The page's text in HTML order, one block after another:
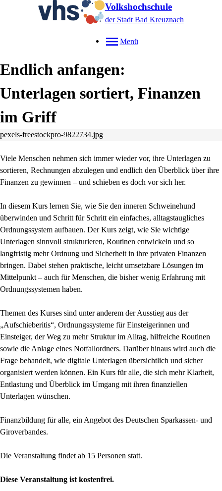
Volkshochschule
der Stadt Bad Kreuznach
Menü
Endlich anfangen:
Unterlagen sortiert, Finanzen
im Griff
pexels-freestockpro-9822734.jpg
Viele Menschen nehmen sich immer wieder vor, ihre Unterlagen zu
sortieren, Rechnungen abzulegen und endlich den Überblick über ihre
Finanzen zu gewinnen – und schieben es doch vor sich her.
In diesem Kurs lernen Sie, wie Sie den inneren Schweinehund
überwinden und Schritt für Schritt ein einfaches, alltagstaugliches
Ordnungssystem aufbauen. Der Kurs zeigt, wie Sie wichtige
Unterlagen sinnvoll strukturieren, Routinen entwickeln und so
langfristig mehr Ordnung und Sicherheit in ihre privaten Finanzen
bringen. Dabei stehen praktische, leicht umsetzbare Lösungen im
Mittelpunkt – auch für Menschen, die bisher wenig Erfahrung mit
Ordnungssystemen haben.
Themen des Kurses sind unter anderem der Ausstieg aus der
„Aufschieberitis“, Ordnungssysteme für Einsteigerinnen und
Einsteiger, der Weg zu mehr Struktur im Alltag, hilfreiche Routinen
sowie die Anlage eines Notfallordners. Darüber hinaus wird auch die
Frage behandelt, wie digitale Unterlagen übersichtlich und sicher
organisiert werden können. Ein Kurs für alle, die sich mehr Klarheit,
Entlastung und Überblick im Umgang mit ihren finanziellen
Unterlagen wünschen.
Finanzbildung für alle, ein Angebot des Deutschen Sparkassen- und
Giroverbandes.
Die Veranstaltung findet ab 15 Personen statt.
Diese Veranstaltung ist kostenfrei.